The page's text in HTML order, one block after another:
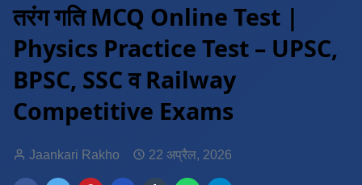
तरंग गति MCQ Online Test |
Physics Practice Test – UPSC,
BPSC, SSC व Railway
Competitive Exams
Jaankari Rakho 22 अप्रैल, 2026